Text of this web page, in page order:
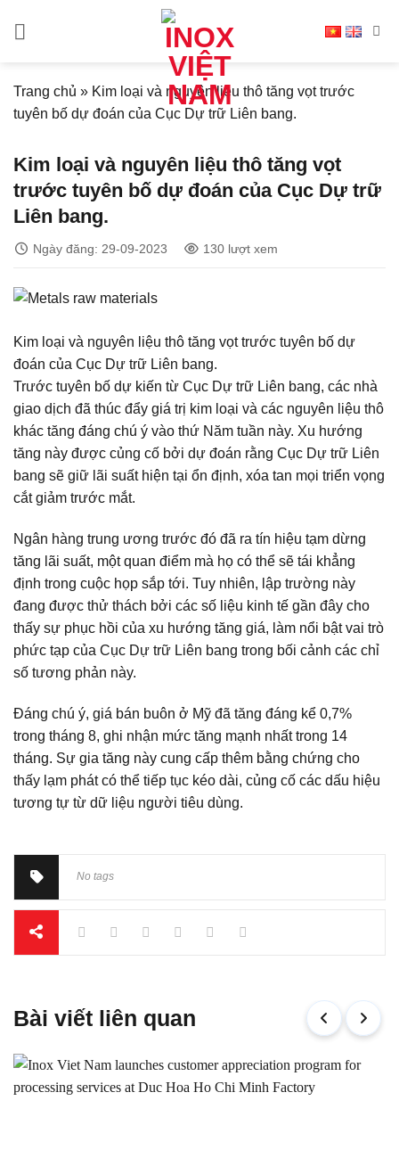
Trang chủ » Kim loại và nguyên liệu thô tăng vọt trước
tuyên bố dự đoán của Cục Dự trữ Liên bang.
Kim loại và nguyên liệu thô tăng vọt
trước tuyên bố dự đoán của Cục Dự trữ
Liên bang.
Ngày đăng: 29-09-2023 130 lượt xem
Kim loại và nguyên liệu thô tăng vọt trước tuyên bố dự
đoán của Cục Dự trữ Liên bang.
Trước tuyên bố dự kiến từ Cục Dự trữ Liên bang, các nhà
giao dịch đã thúc đẩy giá trị kim loại và các nguyên liệu thô
khác tăng đáng chú ý vào thứ Năm tuần này. Xu hướng
tăng này được củng cố bởi dự đoán rằng Cục Dự trữ Liên
bang sẽ giữ lãi suất hiện tại ổn định, xóa tan mọi triển vọng
cắt giảm trước mắt.
Ngân hàng trung ương trước đó đã ra tín hiệu tạm dừng
tăng lãi suất, một quan điểm mà họ có thể sẽ tái khẳng
định trong cuộc họp sắp tới. Tuy nhiên, lập trường này
đang được thử thách bởi các số liệu kinh tế gần đây cho
thấy sự phục hồi của xu hướng tăng giá, làm nổi bật vai trò
phức tạp của Cục Dự trữ Liên bang trong bối cảnh các chỉ
số tương phản này.
Đáng chú ý, giá bán buôn ở Mỹ đã tăng đáng kể 0,7%
trong tháng 8, ghi nhận mức tăng mạnh nhất trong 14
tháng. Sự gia tăng này cung cấp thêm bằng chứng cho
thấy lạm phát có thể tiếp tục kéo dài, củng cố các dấu hiệu
tương tự từ dữ liệu người tiêu dùng.
No tags
Bài viết liên quan